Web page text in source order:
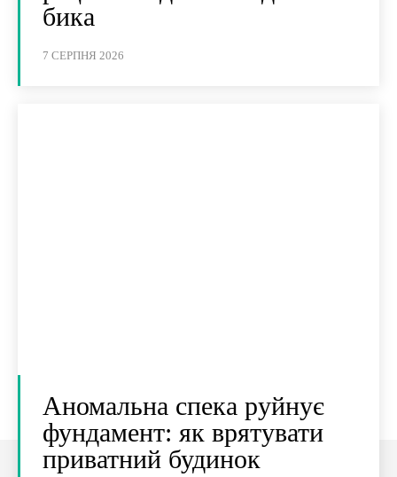
бика
7 СЕРПНЯ 2026
Аномальна спека руйнує
фундамент: як врятувати
приватний будинок